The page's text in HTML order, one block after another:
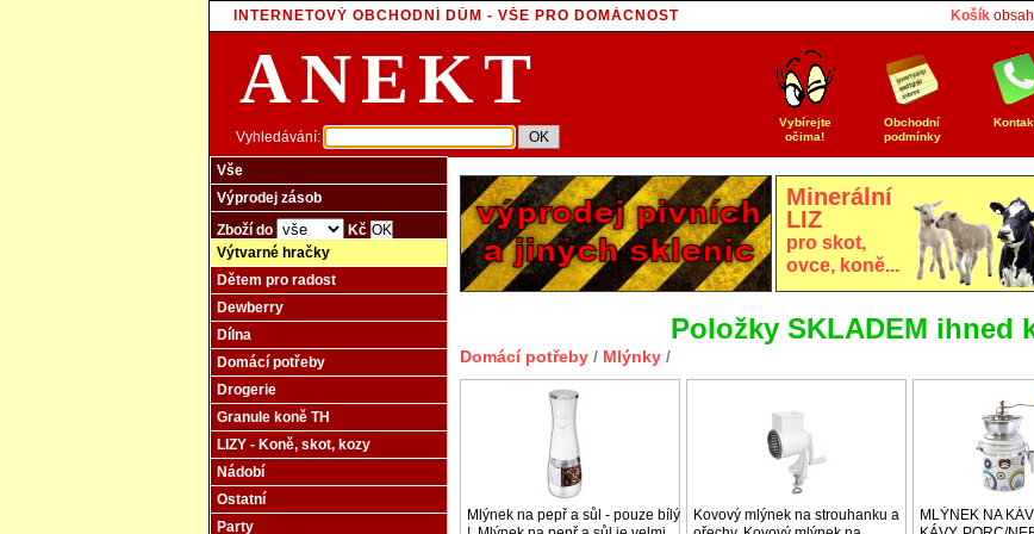
INTERNETOVÝ OBCHODNÍ DŮM - VŠE PRO DOMÁCNOST Košík
ANEKT
Vyhledávání:
Obchodní
podmínky
Vybírejte
očima!
Vše
Výprodej zásob
Zboží do
Kč
Výtvarné hračky
Dětem pro radost
Dewberry
Dílna
Domácí potřeby
Drogerie
Granule koně TH
LIZY - Koně, skot, kozy
Nádobí
Ostatní
Party
Minerální
LIZ
pro skot,
ovce, koně...
Položky SKLADEM ihned
Domácí potřeby/ Mlýnky/
Mlýnek na pepř a sůl - pouze bílý
Kovový mlýnek na strouhanku a
MLÝNEK NA